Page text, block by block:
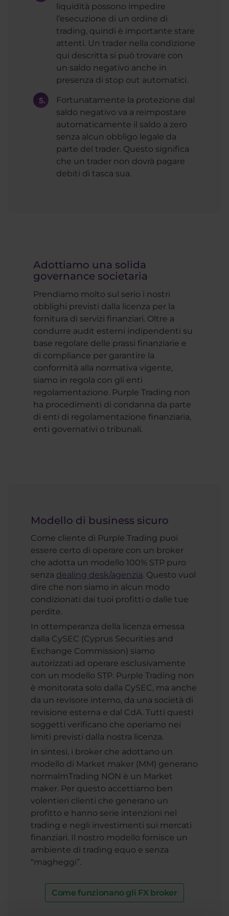
liquidità possono impedire
l’esecuzione di un ordine di
trading, quindi è importante stare
attenti. Un trader nella condizione
qui descritta si può trovare con
un saldo negativo anche in
presenza di stop out automatici.
Fortunatamente la protezione dal
saldo negativo va a reimpostare
automaticamente il saldo a zero
senza alcun obbligo legale da
parte del trader. Questo significa
che un trader non dovrà pagare
debiti di tasca sua.
Adottiamo una solida
governance societaria
Prendiamo molto sul serio i nostri
obblighi previsti dalla licenza per la
fornitura di servizi finanziari. Oltre a
condurre audit esterni indipendenti su
base regolare delle prassi finanziarie e
di compliance per garantire la
conformità alla normativa vigente,
siamo in regola con gli enti
regolamentazione. Purple Trading non
ha procedimenti di condanna da parte
di enti di regolamentazione finanziaria,
enti governativi o tribunali.
Modello di business sicuro
Come cliente di Purple Trading puoi
essere certo di operare con un broker
che adotta un modello 100% STP puro
senza dealing desk/agenzia. Questo vuol
dire che non siamo in alcun modo
condizionati dai tuoi profitti o dalle tue
perdite.
In ottemperanza della licenza emessa
dalla CySEC (Cyprus Securities and
Exchange Commission) siamo
autorizzati ad operare esclusivamente
con un modello STP. Purple Trading non
è monitorata solo dalla CySEC, ma anche
da un revisore interno, da una società di
revisione esterna e dal CdA. Tutti questi
soggetti verificano che operiamo nei
limiti previsti dalla nostra licenza.
In sintesi, i broker che adottano un
modello di Market maker (MM) generano
normalmTrading NON è un Market
maker. Per questo accettiamo ben
volentieri clienti che generano un
profitto e hanno serie intenzioni nel
trading e negli investimenti sui mercati
finanziari. Il nostro modello fornisce un
ambiente di trading equo e senza
“magheggi”.
Come funzionano gli FX broker